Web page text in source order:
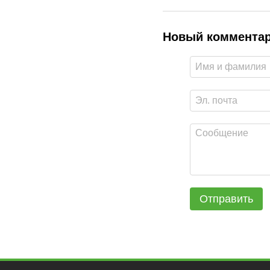
Новый
Отправить